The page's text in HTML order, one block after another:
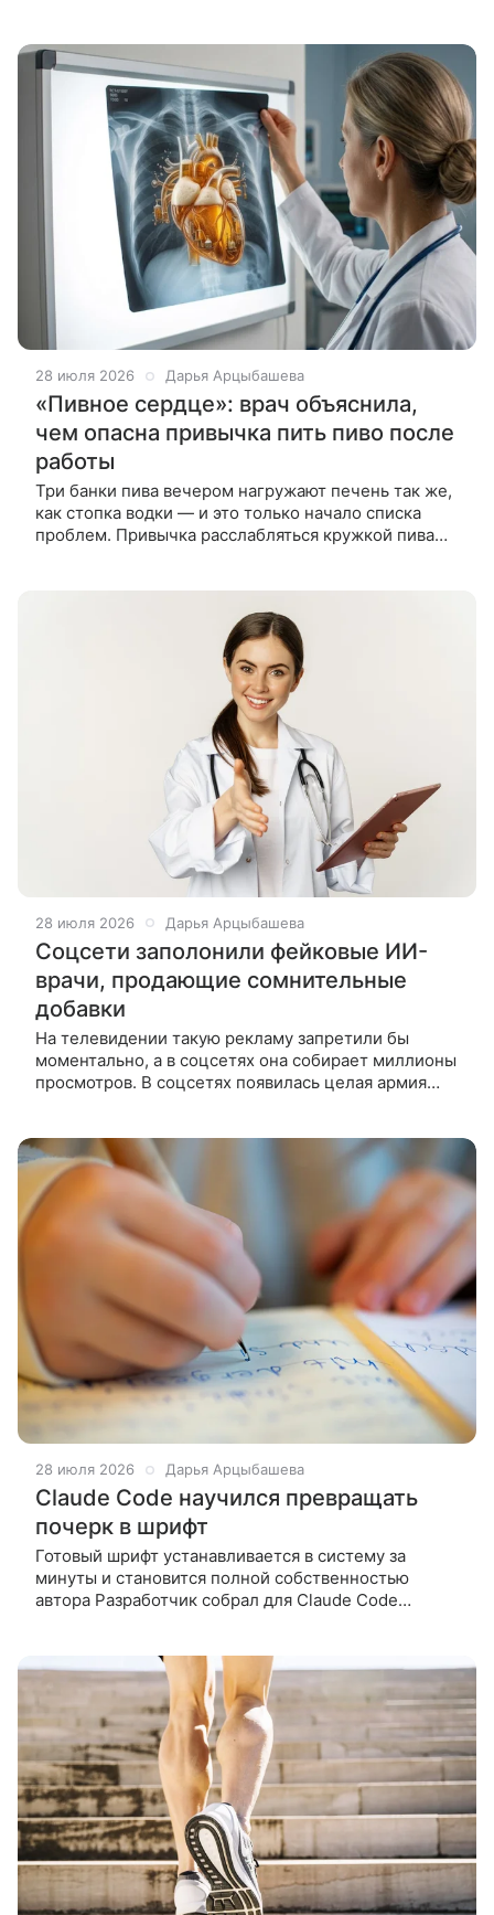
28 июля 2026 Дарья Арцыбашева
«Пивное сердце»: врач объяснила,
чем опасна привычка пить пиво после
работы
Три банки пива вечером нагружают печень так же,
как стопка водки — и это только начало списка
проблем. Привычка расслабляться кружкой пива
28 июля 2026 Дарья Арцыбашева
Соцсети заполонили фейковые ИИ-
врачи, продающие сомнительные
добавки
На телевидении такую рекламу запретили бы
моментально, а в соцсетях она собирает миллионы
просмотров. В соцсетях появилась целая армия
28 июля 2026 Дарья Арцыбашева
Claude Code научился превращать
почерк в шрифт
Готовый шрифт устанавливается в систему за
минуты и становится полной собственностью
автора Разработчик собрал для Claude Code